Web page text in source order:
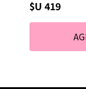
$U 419